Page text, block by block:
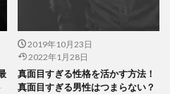
2019年10月23日
2022年1月28日
真面目すぎる性格を活かす方法！
真面目すぎる男性はつまらない？